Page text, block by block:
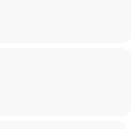
ist formbewusst und ironisch,
Romantrilogie
durch die er in der zweiten
früh künstlerisch mit dem
Mit großer
und dem Schrecken unserer
Anders gesagt: Er
zu sein. Ein Auswahlband